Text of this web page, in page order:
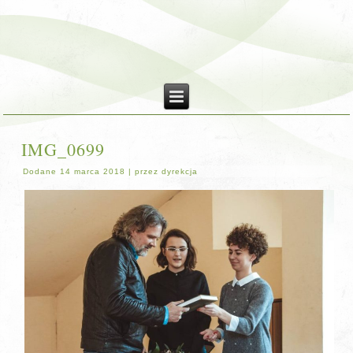
IMG_0699
Dodane 14 marca 2018 |przez dyrekcja